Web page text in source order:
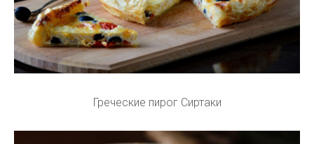
Греческие пирог Сиртаки